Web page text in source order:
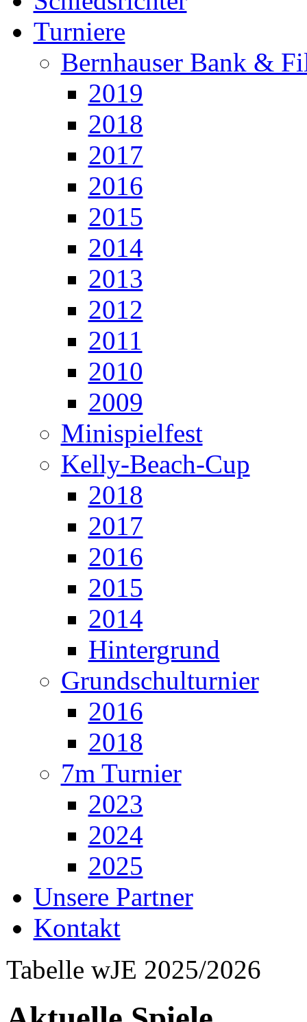
Turniere
Bernhauser Bank &
2019
2018
2017
2016
2015
2014
2013
2012
2011
2010
2009
Minispielfest
Kelly-Beach-Cup
2018
2017
2016
2015
2014
Hintergrund
Grundschulturnier
2016
2018
7m Turnier
2023
2024
2025
Unsere Partner
Kontakt
Tabelle wJE 2025/2026